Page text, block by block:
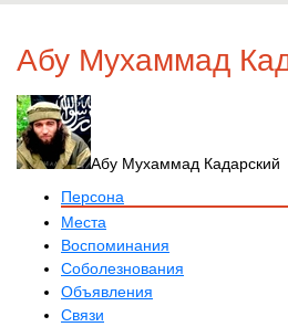
Eestikeelne
Абу Мухаммад
Абу Мухаммад Кадарский
Персона
Места
Воспоминания
Соболезнования
Объявления
Связи